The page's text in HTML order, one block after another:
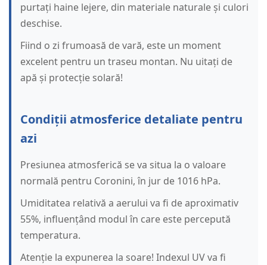
purtați haine lejere, din materiale naturale și culori
deschise.
Fiind o zi frumoasă de vară, este un moment
excelent pentru un traseu montan. Nu uitați de
apă și protecție solară!
Condiții atmosferice detaliate pentru
azi
Presiunea atmosferică se va situa la o valoare
normală pentru Coronini, în jur de 1016 hPa.
Umiditatea relativă a aerului va fi de aproximativ
55%, influențând modul în care este percepută
temperatura.
Atenție la expunerea la soare! Indexul UV va fi